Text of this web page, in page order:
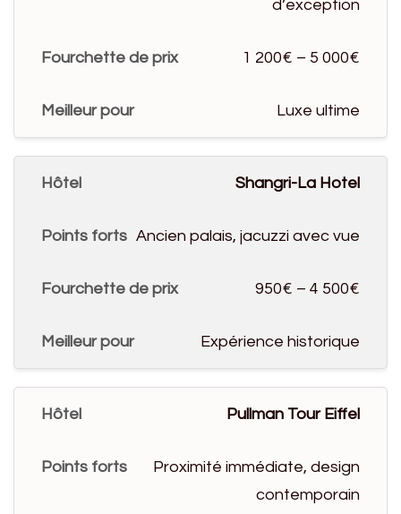
d’exception
1 200€ – 5 000€
Luxe ultime
Shangri-La Hotel
Ancien palais, jacuzzi avec vue
950€ – 4 500€
Expérience historique
Pullman Tour Eiffel
Proximité immédiate, design
contemporain